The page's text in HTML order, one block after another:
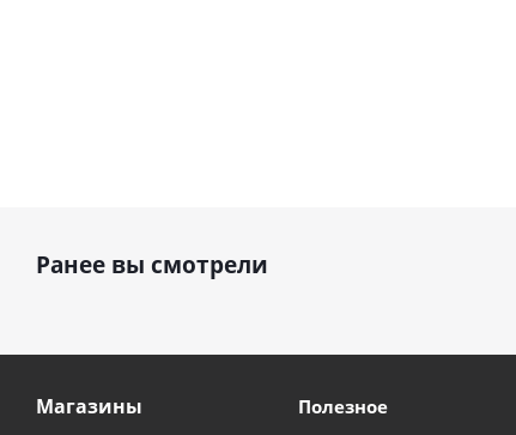
Ранее вы смотрели
Магазины
Полезное